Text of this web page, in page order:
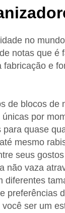
no
notas que é
e
de blocos de
por
quase
mesmo
seus
não vaza
diferentes
preferências
ser um